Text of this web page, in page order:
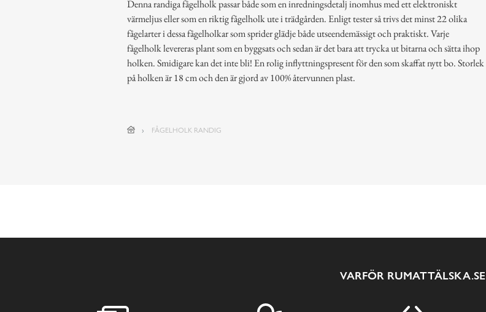
Denna randiga fågelholk passar både som en inredningsdetalj inomhus med ett elektroniskt
värmeljus eller som en riktig fågelholk ute i trädgården. Enligt tester så trivs det minst 22 olika
fågelarter i dessa fågelholkar som sprider glädje både utseendemässigt och praktiskt. Varje
fågelholk levereras plant som en byggsats och sedan är det bara att trycka ut bitarna och sätta ihop
holken. Smidigare kan det inte bli! En rolig inflyttningspresent för den som skaffat nytt bo. Storlek
på holken är 18 cm och den är gjord av 100% återvunnen plast.
FÅGELHOLK RANDIG
VARFÖR RUMATTÄLSKA.SE